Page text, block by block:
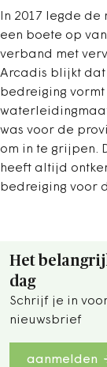
In 2017 legde
een boete op
verband met
Arcadis blijkt
bedreiging
was voor de
om in te grijpen.
heeft altijd
bedreiging voor
Het
dag
Schrijf je in
nieuwsbrief
aanmelden